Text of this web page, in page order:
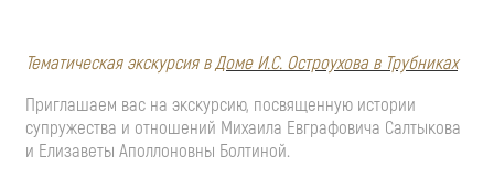
Тематическая экскурсия вДоме И.С. Остроухова в Трубниках
Приглашаем вас на экскурсию, посвященную истории
супружества и отношений Михаила Евграфовича Салтыкова
и Елизаветы Аполлоновны Болтиной.